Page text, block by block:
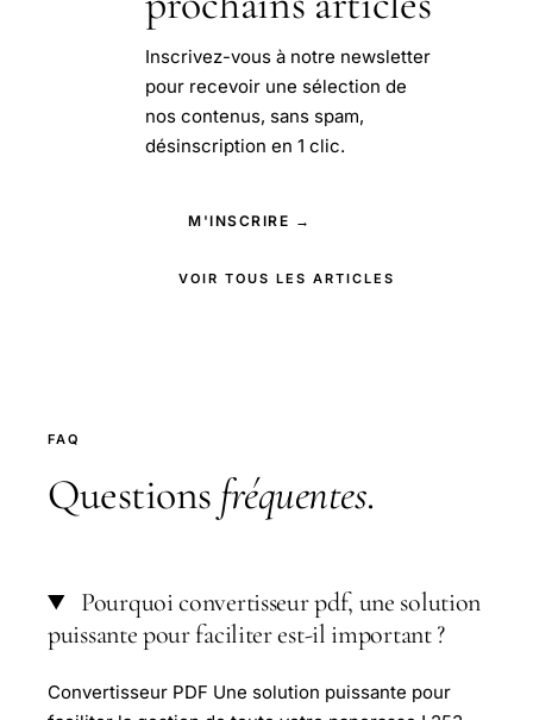
Inscrivez-vous à notre newsletter
pour recevoir une sélection de
nos contenus, sans spam,
désinscription en 1 clic.
M'INSCRIRE →
VOIR TOUS LES ARTICLES
FAQ
Questions fréquentes.
Pourquoi convertisseur pdf, une solution
puissante pour faciliter est-il important ?
Convertisseur PDF Une solution puissante pour